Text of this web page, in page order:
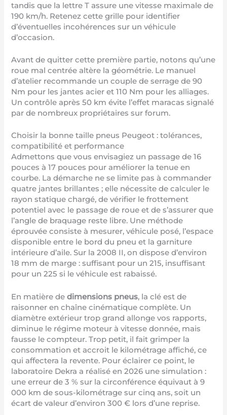
tandis que la lettre T assure une vitesse maximale de
190 km/h. Retenez cette grille pour identifier
d’éventuelles incohérences sur un véhicule
d’occasion.
Avant de quitter cette première partie, notons qu’une
roue mal centrée altère la géométrie. Le manuel
d’atelier recommande un couple de serrage de 90
Nm pour les jantes acier et 110 Nm pour les alliages.
Un contrôle après 50 km évite l’effet maracas signalé
par de nombreux propriétaires sur forum.
Choisir la bonne taille pneus Peugeot : tolérances,
compatibilité et performance
Admettons que vous envisagiez un passage de 16
pouces à 17 pouces pour améliorer la tenue en
courbe. La démarche ne se limite pas à commander
quatre jantes brillantes ; elle nécessite de calculer le
rayon statique chargé, de vérifier le frottement
potentiel avec le passage de roue et de s’assurer que
l’angle de braquage reste libre. Une méthode
éprouvée consiste à mesurer, véhicule posé, l’espace
disponible entre le bord du pneu et la garniture
intérieure d’aile. Sur la 2008 II, on dispose d’environ
18 mm de marge : suffisant pour un 215, insuffisant
pour un 225 si le véhicule est rabaissé.
En matière dedimensions pneus, la clé est de
raisonner en chaîne cinématique complète. Un
diamètre extérieur trop grand allonge vos rapports,
diminue le régime moteur à vitesse donnée, mais
fausse le compteur. Trop petit, il fait grimper la
consommation et accroit le kilométrage affiché, ce
qui affectera la revente. Pour éclairer ce point, le
laboratoire Dekra a réalisé en 2026 une simulation :
une erreur de 3 % sur la circonférence équivaut à 9
000 km de sous-kilométrage sur cinq ans, soit un
écart de valeur d’environ 300 € lors d’une reprise.